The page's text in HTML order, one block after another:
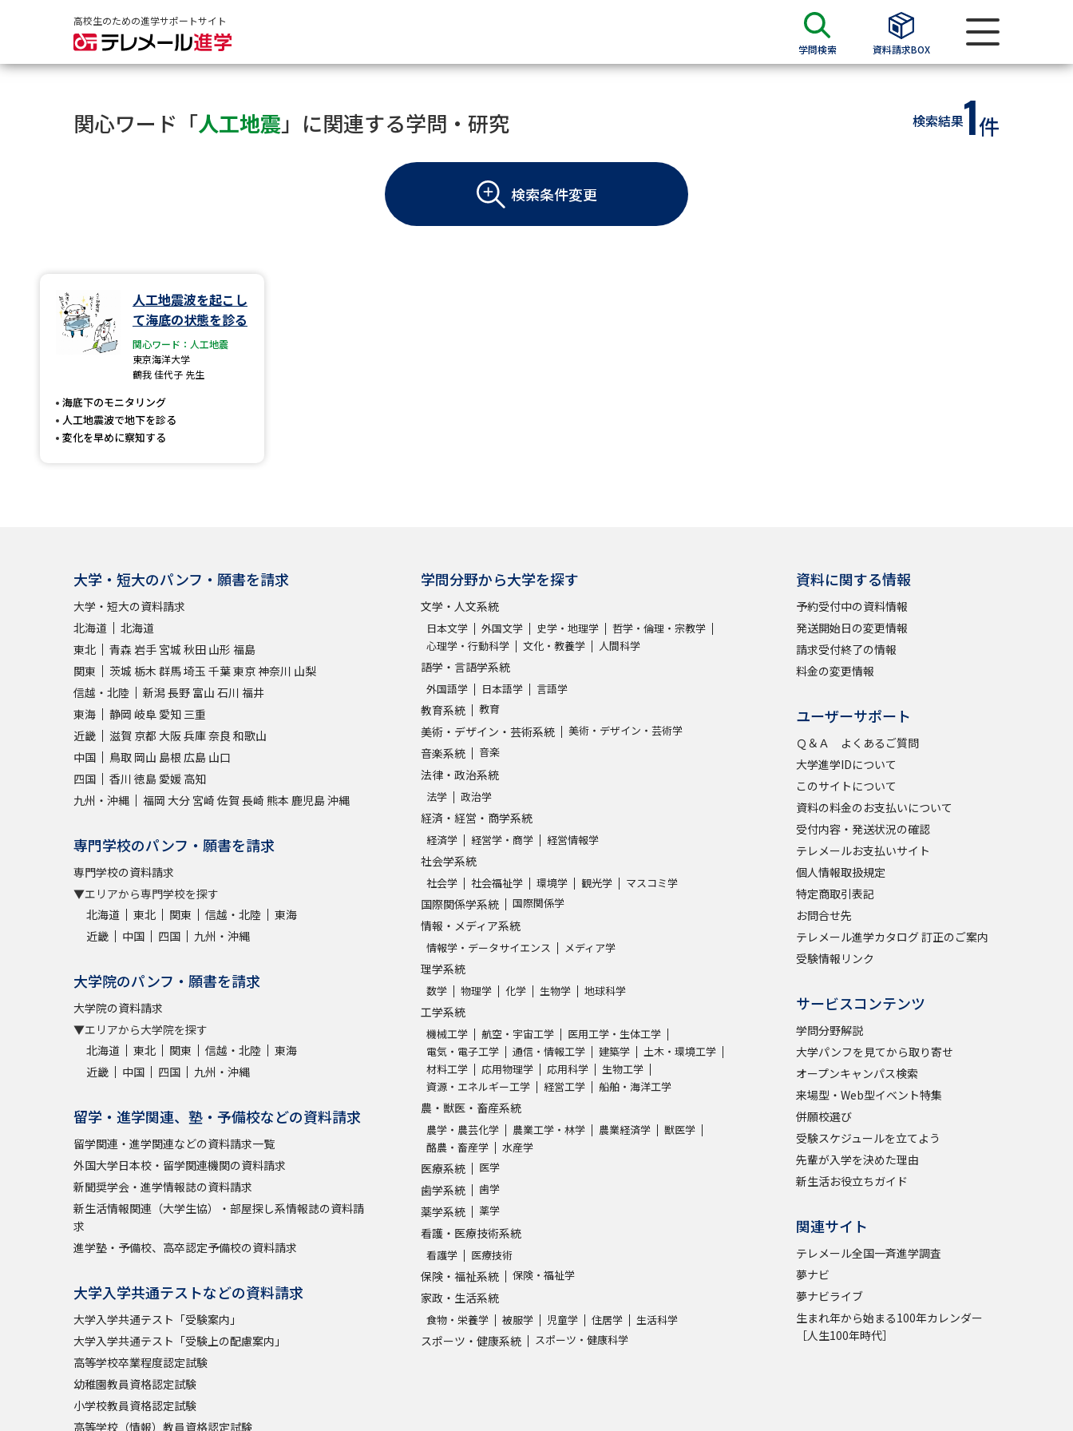
高校生のための進学サポートサイト
学問検索 資料請求BOX
大学・短大の資料種類から請求
大学パンフ
学部・学科パンフ
総合型選抜・学校推薦型選抜 募集要項＆願書
大学で学べる内容や特徴を調べる
新増設大学・学部・学科特集
国際・グローバルに強い大学特集
データサイエンス特集
奨学金・特待生制度特集
デジタルパンフレット
進路の３択
新学年スタート号特集ページ（高2生用）
SELFBRAND特集ページ
オープンキャンパスなどを調べる
オープンキャンパス検索
来場型・Web型イベント特集
先輩が入学を決めた理由
テレメール全国一斉進学調査
新生活お役立ちガイド
学問発見
学問のミニ講義「夢ナビ講義」
ユーザーサポート
Ｑ＆Ａ よくあるご質問
このサイトについて
関心ワード「人工地震」に関連する学問・研究 検索結果1件
検索条件変更
人工地震波を起こし
て海底の状態を診る
関心ワード：人工地震
東京海洋大学
鶴我 佳代子 先生
海底下のモニタリング
人工地震波で地下を診る
変化を早めに察知する
大学・短大のパンフ・願書を請求
大学・短大の資料請求
北海道
北海道
東北
青森 岩手 宮城 秋田 山形 福島
関東
茨城 栃木 群馬埼玉 千葉東京神奈川 山梨
信越・北陸
新潟長野 富山 石川 福井
東海
静岡 岐阜 愛知 三重
近畿
滋賀 京都 大阪兵庫奈良 和歌山
中国
鳥取 岡山 島根 広島 山口
四国
香川 徳島 愛媛 高知
九州・沖縄
福岡 大分 宮崎 佐賀 長崎 熊本 鹿児島沖縄
専門学校のパンフ・願書を請求
専門学校の資料請求
▼エリアから専門学校を探す
北海道
東北 関東 信越・北陸
東海
近畿
中国 四国 九州・沖縄
大学院のパンフ・願書を請求
大学院の資料請求
▼エリアから大学院を探す
北海道
東北 関東 信越・北陸
東海
近畿
中国 四国 九州・沖縄
留学・進学関連、塾・予備校などの資料請求
留学関連・進学関連などの資料請求一覧
外国大学日本校・留学関連機関の資料請求
新聞奨学会・進学情報誌の資料請求
新生活情報関連（大学生協）・部屋探し系情報誌の資料請
求
進学塾・予備校、高卒認定予備校の資料請求
大学入学共通テストなどの資料請求
大学入学共通テスト「受験案内」
大学入学共通テスト「受験上の配慮案内」
高等学校卒業程度認定試験
幼稚園教員資格認定試験
小学校教員資格認定試験
高等学校（情報）教員資格認定試験
学問分野から大学を探す
文学・人文系統
日本文学 外国文学 史学・地理学
哲学・倫理・宗教学
心理学・行動科学
文化・教養学 人間科学
語学・言語学系統
外国語学 日本語学 言語学
教育系統 教育
美術・デザイン・芸術系統 美術・デザイン・芸術学
音楽系統 音楽
法律・政治系統
法学 政治学
経済・経営・商学系統
経済学 経営学・商学 経営情報学
社会学系統
社会学 社会福祉学 環境学 観光学 マスコミ学
国際関係学系統 国際関係学
情報・メディア系統
情報学・データサイエンス メディア学
理学系統
数学 物理学 化学 生物学 地球科学
工学系統
機械工学 航空・宇宙工学
医用工学・生体工学
電気・電子工学
通信・情報工学 建築学
土木・環境工学
材料工学
応用物理学 応用科学
生物工学
資源・エネルギー工学
経営工学 船舶・海洋工学
農・獣医・畜産系統
農学・農芸化学 農業工学・林学 農業経済学
獣医学
酪農・畜産学
水産学
医療系統 医学
歯学系統 歯学
薬学系統 薬学
看護・医療技術系統
看護学 医療技術
保険・福祉系統 保険・福祉学
家政・生活系統
食物・栄養学 被服学 児童学 住居学 生活科学
スポーツ・健康系統 スポーツ・健康科学
資料に関する情報
予約受付中の資料情報
発送開始日の変更情報
請求受付終了の情報
料金の変更情報
ユーザーサポート
Ｑ＆Ａ よくあるご質問
大学進学IDについて
このサイトについて
資料の料金のお支払いについて
受付内容・発送状況の確認
テレメールお支払いサイト
個人情報取扱規定
特定商取引表記
お問合せ先
テレメール進学カタログ 訂正のご案内
受験情報リンク
サービスコンテンツ
学問分野解説
大学パンフを見てから取り寄せ
オープンキャンパス検索
来場型・Web型イベント特集
併願校選び
受験スケジュールを立てよう
先輩が入学を決めた理由
新生活お役立ちガイド
関連サイト
テレメール全国一斉進学調査
夢ナビ
夢ナビライブ
生まれ年から始まる100年カレンダー
［人生100年時代］